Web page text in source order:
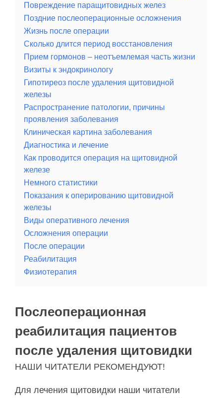
Повреждение паращитовидных желез
Поздние послеоперационные осложнения
Жизнь после операции
Сколько длится период восстановления
Прием гормонов – неотъемлемая часть жизни
Визиты к эндокринологу
Гипотиреоз после удаления щитовидной
железы
Распространение патологии, причины
проявления заболевания
Клиническая картина заболевания
Диагностика и лечение
Как проводится операция на щитовидной
железе
Немного статистики
Показания к оперированию щитовидной
железы
Виды оперативного лечения
Осложнения операции
После операции
Реабилитация
Физиотерапия
Послеоперационная
реабилитация пациентов
после удаления щитовидки
НАШИ ЧИТАТЕЛИ РЕКОМЕНДУЮТ!
Для лечения щитовидки наши читатели